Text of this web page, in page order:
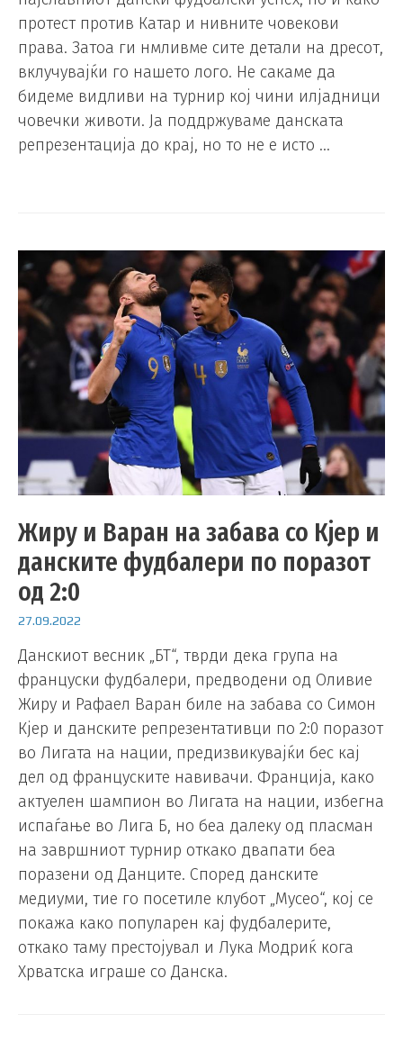
протест против Катар и нивните човекови
права. Затоа ги нмливме сите детали на дресот,
вклучувајќи го нашето лого. Не сакаме да
бидеме видливи на турнир кој чини илјадници
човечки животи. Ја поддржуваме данската
репрезентација до крај, но то не е исто …
Жиру и Варан на забава со Кјер и
данските фудбалери по поразот
од 2:0
27.09.2022
Данскиот весник „БТ“, тврди дека група на
француски фудбалери, предводени од Оливие
Жиру и Рафаел Варан биле на забава со Симон
Кјер и данските репрезентативци по 2:0 поразот
во Лигата на нации, предизвикувајќи бес кај
дел од француските навивачи. Франција, како
актуелен шампион во Лигата на нации, избегна
испаѓање во Лига Б, но беа далеку од пласман
на завршниот турнир откако двапати беа
поразени од Данците. Според данските
медиуми, тие го посетиле клубот „Мусео“, кој се
покажа како популарен кај фудбалерите,
откако таму престојувал и Лука Модриќ кога
Хрватска играше со Данска.